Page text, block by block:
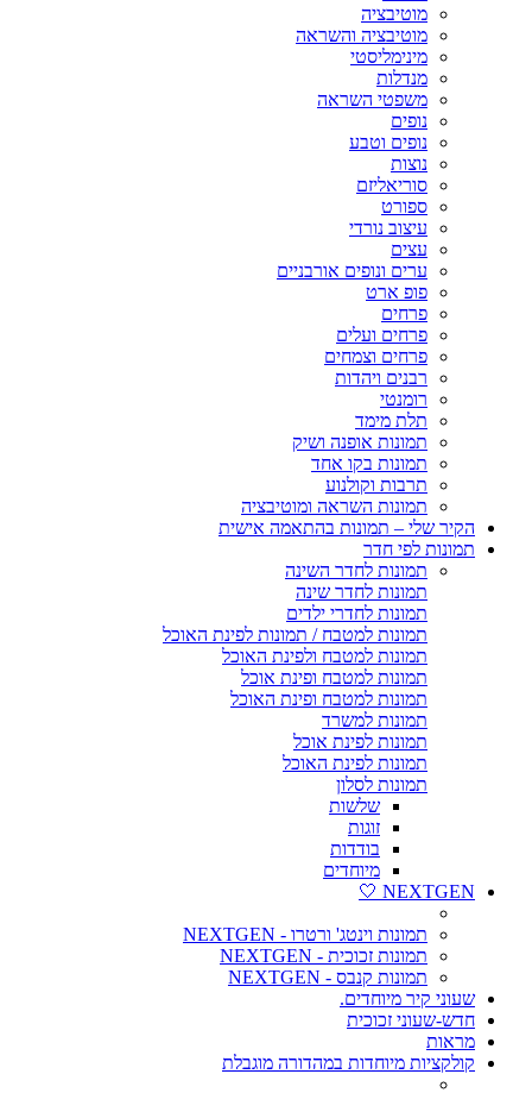
מוטיבציה
מוטיבציה והשראה
מינימליסטי
מנדלות
משפטי השראה
נופים
נופים וטבע
נוצות
סוריאליזם
ספורט
עיצוב נורדי
עצים
ערים ונופים אורבניים
פופ ארט
פרחים
פרחים ועלים
פרחים וצמחים
רבנים ויהדות
רומנטי
תלת מימד
תמונות אופנה ושיק
תמונות בקו אחד
תרבות וקולנוע
תמונות השראה ומוטיבציה
הקיר שלי – תמונות בהתאמה אישית
תמונות לפי חדר
תמונות לחדר השינה
תמונות לחדר שינה
תמונות לחדרי ילדים
תמונות למטבח / תמונות לפינת האוכל
תמונות למטבח ולפינת האוכל
תמונות למטבח ופינת אוכל
תמונות למטבח ופינת האוכל
תמונות למשרד
תמונות לפינת אוכל
תמונות לפינת האוכל
תמונות לסלון
שלשות
זוגות
בודדות
מיוחדים
NEXTGEN 🤍
תמונות וינטג' ורטרו - NEXTGEN
תמונות זכוכית - NEXTGEN
תמונות קנבס - NEXTGEN
שעוני קיר מיוחדים.
חדש-שעוני זכוכית
מראות
קולקציות מיוחדות במהדורה מוגבלת